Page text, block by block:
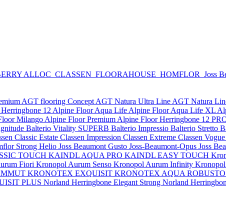
ALLOC CLASSEN FLOORAHOUSE HOMFLOR Joss
AGT flooring Concept AGT Natura Ultra Line AGT Natura
12 Alpine Floor Aqua Life Alpine Floor Aqua Life XL
Milango Alpine Floor Premium Alpine Floor Herringbone 12
Balterio Vitality SUPERB Balterio Impressio Balterio Stretto
Classic Estate Classen Impression Classen Extreme Classen Vogue
Strong Helio Joss Beaumont Gusto Joss-Beaumont-Opus Joss
TOUCH KAINDL AQUA PRO KAINDL EASY TOUCH
Fiori Kronopol Aurum Senso Kronopol Aurum Infinity
KRONOTEX EXQUISIT KRONOTEX AQUA ROBUSTO
PLUS Norland Herringbone Elegant Strong Norland